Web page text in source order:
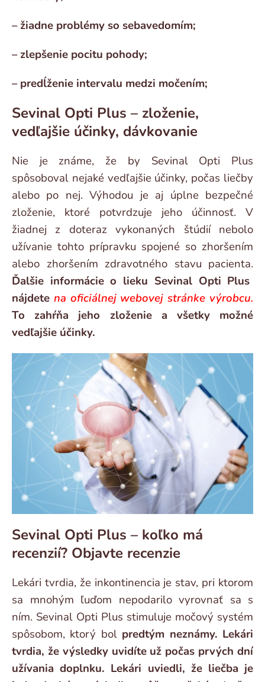
– žiadne problémy so sebavedomím;
– zlepšenie pocitu pohody;
– predĺženie intervalu medzi močením;
Sevinal Opti Plus – zloženie,
vedľajšie účinky, dávkovanie
Nie je známe, že by Sevinal Opti Plus
spôsoboval nejaké vedľajšie účinky, počas liečby
alebo po nej. Výhodou je aj úplne bezpečné
zloženie, ktoré potvrdzuje jeho účinnosť. V
žiadnej z doteraz vykonaných štúdií nebolo
užívanie tohto prípravku spojené so zhoršením
alebo zhoršením zdravotného stavu pacienta.
Ďalšie informácie o lieku Sevinal Opti Plus
nájdete na oficiálnej webovej stránke výrobcu.
To zahŕňa jeho zloženie a všetky možné
vedľajšie účinky.
Sevinal Opti Plus – koľko má
recenzií? Objavte recenzie
Lekári tvrdia, že inkontinencia je stav, pri ktorom
sa mnohým ľuďom nepodarilo vyrovnať sa s
ním. Sevinal Opti Plus stimuluje močový systém
spôsobom, ktorý bol predtým neznámy. Lekári
tvrdia, že výsledky uvidíte už počas prvých dní
užívania doplnku. Lekári uviedli, že liečba je